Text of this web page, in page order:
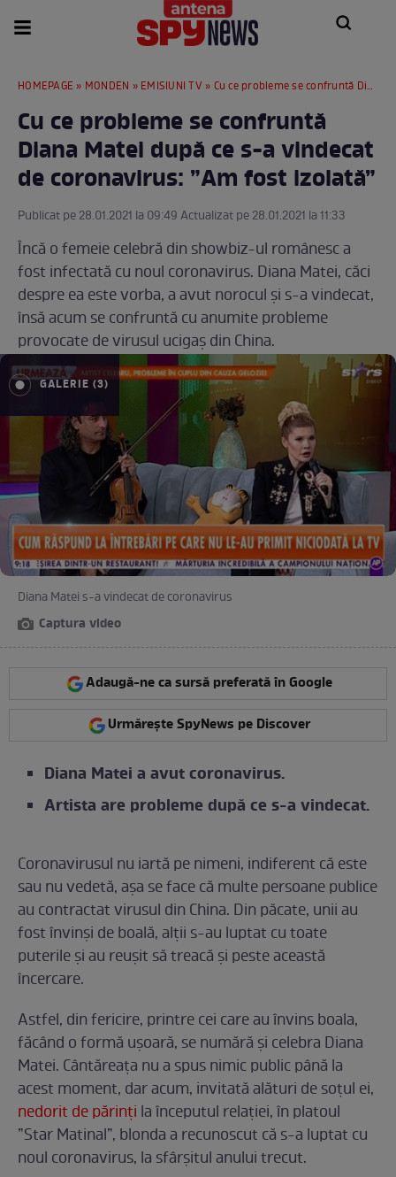
HOMEPAGE » MONDEN » EMISIUNI TV » Cu ce probleme se confruntă Diana Matei după ce s-a vindecat de coronavirus: ”Am fost izolată”
Cu ce probleme se confruntă
Diana Matei după ce s-a vindecat
de coronavirus: ”Am fost izolată”
Publicat pe 28.01.2021 la 09:49 Actualizat pe 28.01.2021 la 11:33
Încă o femeie celebră din showbiz-ul românesc a
fost infectată cu noul coronavirus. Diana Matei, căci
despre ea este vorba, a avut norocul și s-a vindecat,
însă acum se confruntă cu anumite probleme
provocate de virusul ucigaș din China.
GALERIE (3)
Diana Matei s-a vindecat de coronavirus
Captura video
Adaugă-ne ca sursă preferată în Google
Urmărește SpyNews pe Discover
Diana Matei a avut coronavirus.
Artista are probleme după ce s-a vindecat.
Coronavirusul nu iartă pe nimeni, indiferent că este
sau nu vedetă, așa se face că multe persoane publice
au contractat virusul din China. Din păcate, unii au
fost învinși de boală, alții s-au luptat cu toate
puterile și au reușit să treacă și peste această
încercare.
Astfel, din fericire, printre cei care au învins boala,
făcând o formă ușoară, se numără și celebra Diana
Matei. Cântăreața nu a spus nimic public până la
acest moment, dar acum, invitată alături de soțul ei,
nedorit de părinți la începutul relației, în platoul
”Star Matinal”, blonda a recunoscut că s-a luptat cu
noul coronavirus, la sfârșitul anului trecut.